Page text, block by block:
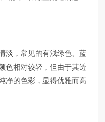
淡，常见的有浅绿色、蓝
色相对较轻，但由于其透
净的色彩，显得优雅而高